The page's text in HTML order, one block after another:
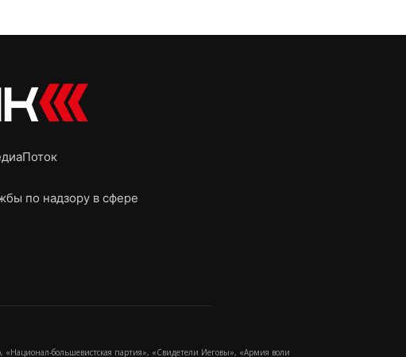
по надзору в сфере
большевистская партия», «Свидетели Иеговы», «Армия воли